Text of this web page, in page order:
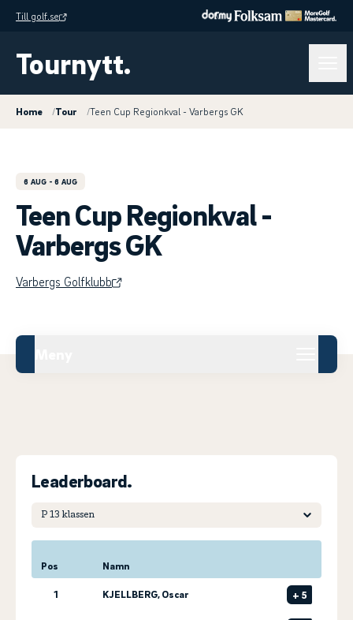
Till golf.se
Tournytt.
Home /Tour /Teen Cup Regionkval - Varbergs GK
6 AUG - 6 AUG
Teen Cup Regionkval -
Varbergs GK
Varbergs Golfklubb
Leaderboard.
Pos Namn
1 KJELLBERG, Oscar + 5